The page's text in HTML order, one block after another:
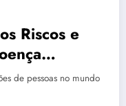
Riscos e
de pessoas no mundo